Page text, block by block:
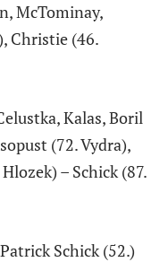
McTominay,
Christie (46.
Kalas, Boril
(72. Vydra),
– Schick (87.
Schick (52.)